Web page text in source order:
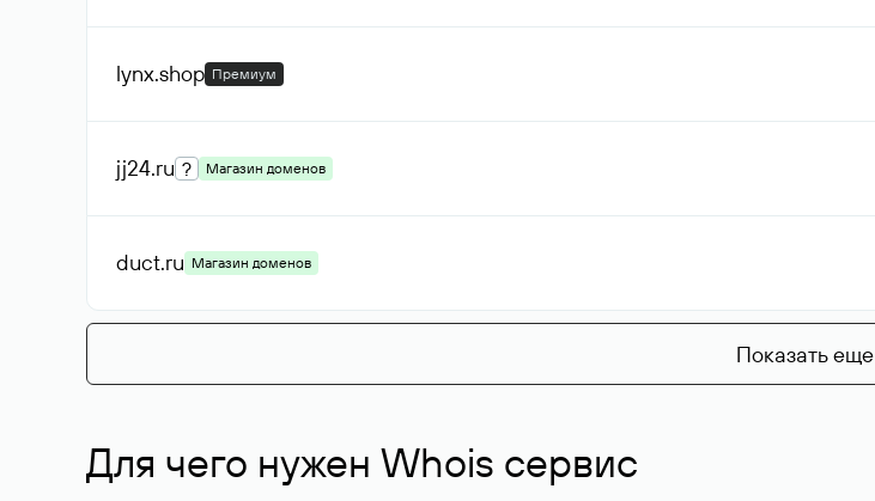
lynx.shop Премиум
jj24.ru ? Магазин доменов
duct.ru Магазин доменов
Показать еще
Для чего нужен Whois сервис